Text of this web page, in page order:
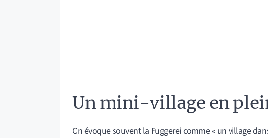
Un mini-village en
On évoque souvent la Fuggerei comme « un village